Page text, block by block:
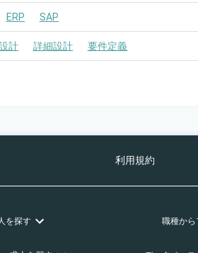
ERP SAP
計 詳細設計 要件定義
利用規約
を探す 職種から